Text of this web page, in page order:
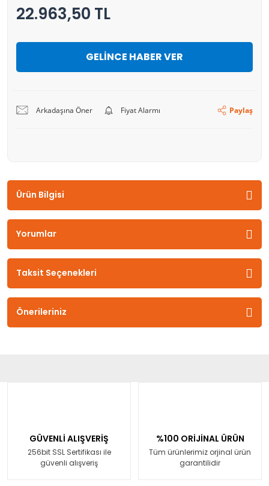
22.963,50 TL
GELİNCE HABER VER
Arkadaşına Öner Fiyat Alarmı Paylaş
Ürün Bilgisi
Yorumlar
Taksit Seçenekleri
Önerileriniz
GÜVENLİ ALIŞVERİŞ
256bit SSL Sertifikası ile
güvenli alışveriş
%100 ORİJİNAL ÜRÜN
Tüm ürünlerimiz orjinal ürün
garantilidir